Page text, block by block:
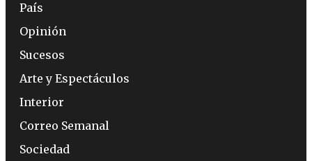
País
Opinión
Sucesos
Arte y Espectáculos
Interior
Correo Semanal
Sociedad